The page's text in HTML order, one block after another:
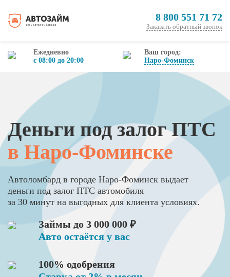
8 800 551 71 72
Заказать обратный звонок
Ежедневно
с 08:00 до 20:00
Ваш город:
Наро-Фоминск
Деньги под залог ПТС
в Наро-Фоминске
Автоломбард в городе Наро-Фоминск выдает
деньги под залог ПТС автомобиля
за 30 минут на выгодных для клиента условиях.
Займы до 3 000 000 ₽
Авто остаётся у вас
100% одобрения